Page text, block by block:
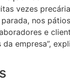
vezes
nos pátios
e
empresa”,